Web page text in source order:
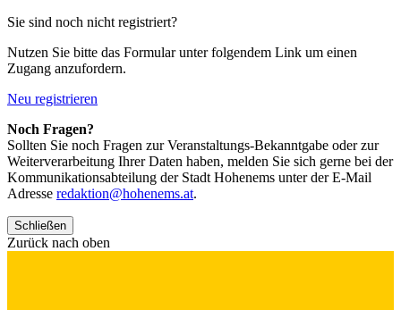
Sie sind noch nicht registriert?
Nutzen Sie bitte das Formular unter folgendem Link um einen
Zugang anzufordern.
Neu registrieren
Noch Fragen?
Sollten Sie noch Fragen zur Veranstaltungs-Bekanntgabe oder zur
Weiterverarbeitung Ihrer Daten haben, melden Sie sich gerne bei der
Kommunikationsabteilung der Stadt Hohenems unter der E-Mail
Adresse redaktion@hohenems.at.
Schließen
Zurück nach oben